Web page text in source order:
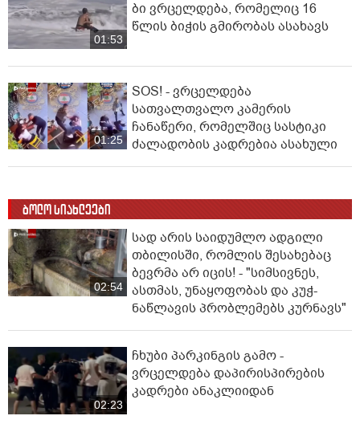
01:53
ბი ვრცელდება, რომელიც 16
წლის ბიჭის გმირობას ასახავს
01:25
SOS! - ვრცელდება
სათვალთვალო კამერის
ჩანაწერი, რომელშიც სასტიკი
ძალადობის კადრებია ასახული
ბოლო სიახლეები
02:54
სად არის საიდუმლო ადგილი
თბილისში, რომლის შესახებაც
ბევრმა არ იცის! - "სიმსივნეს,
ასთმას, უნაყოფობას და კუჭ-
ნაწლავის პრობლემებს კურნავს"
02:23
ჩხუბი პარკინგის გამო -
ვრცელდება დაპირისპირების
კადრები ანაკლიიდან